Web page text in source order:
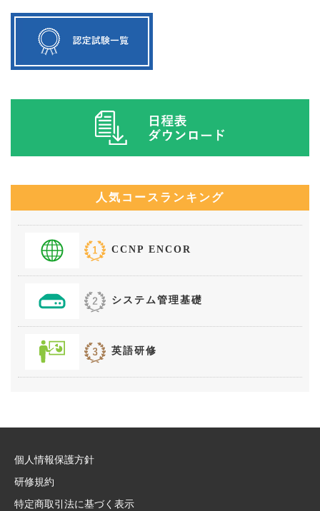
人気コースランキング
CCNP ENCOR
システム管理基礎
英語研修
個人情報保護方針
研修規約
特定商取引法に基づく表示